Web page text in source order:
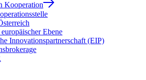
Kooperation
Ebene
Innovationspartnerschaft (EIP)